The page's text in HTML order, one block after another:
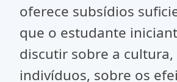
oferece subsídios
que o estudante
discutir sobre a cultura,
indivíduos, sobre os